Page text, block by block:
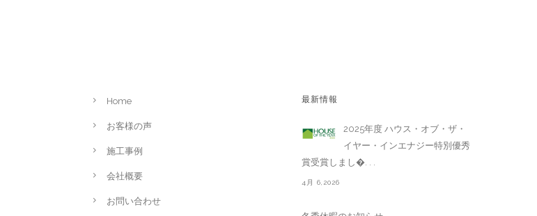
Home
お客様の声
施工事例
会社概要
お問い合わせ
最新情報
2025年度 ハウス・オブ・ザ・
イヤー・インエナジー特別優秀
賞受賞しまし�. . .
4月 6,2026